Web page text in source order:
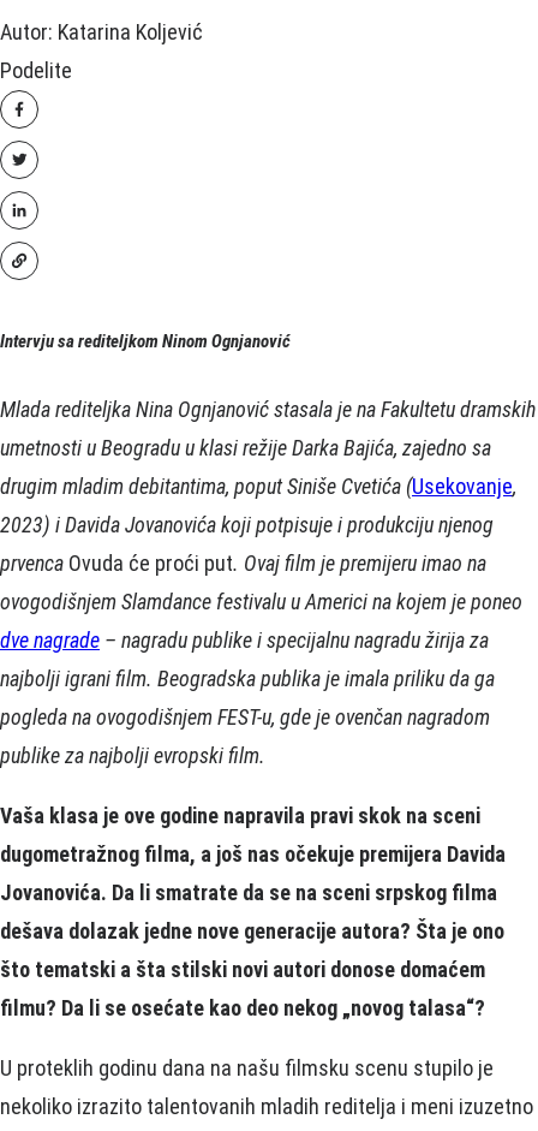
Autor: Katarina Koljević
Podelite
Intervju sa rediteljkom Ninom Ognjanović
Mlada rediteljka Nina Ognjanović stasala je na Fakultetu dramskih
umetnosti u Beogradu u klasi režije Darka Bajića, zajedno sa
drugim mladim debitantima, poput Siniše Cvetića (Usekovanje,
2023) i Davida Jovanovića koji potpisuje i produkciju njenog
prvenca Ovuda će proći put. Ovaj film je premijeru imao na
ovogodišnjem Slamdance festivalu u Americi na kojem je poneo
dve nagrade – nagradu publike i specijalnu nagradu žirija za
najbolji igrani film. Beogradska publika je imala priliku da ga
pogleda na ovogodišnjem FEST-u, gde je ovenčan nagradom
publike za najbolji evropski film.
Vaša klasa je ove godine napravila pravi skok na sceni
dugometražnog filma, a još nas očekuje premijera Davida
Jovanovića. Da li smatrate da se na sceni srpskog filma
dešava dolazak jedne nove generacije autora? Šta je ono
što tematski a šta stilski novi autori donose domaćem
filmu? Da li se osećate kao deo nekog „novog talasa“?
U proteklih godinu dana na našu filmsku scenu stupilo je
nekoliko izrazito talentovanih mladih reditelja i meni izuzetno